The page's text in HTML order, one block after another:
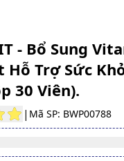
- Bổ Sung
Hỗ Trợ Sức
30 Viên).
| Mã SP: BWP00788